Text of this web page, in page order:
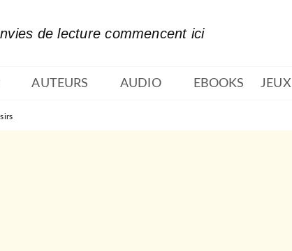
de lecture commencent ici
AUTEURS AUDIO EBOOKS JEUX